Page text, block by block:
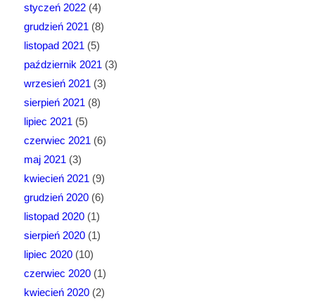
styczeń 2022(4)
grudzień 2021 (8)
listopad 2021 (5)
październik 2021 (3)
wrzesień 2021 (3)
sierpień 2021 (8)
lipiec 2021 (5)
czerwiec 2021 (6)
maj 2021 (3)
kwiecień 2021 (9)
grudzień 2020(6)
listopad 2020(1)
sierpień 2020(1)
lipiec 2020(10)
czerwiec 2020(1)
kwiecień 2020(2)